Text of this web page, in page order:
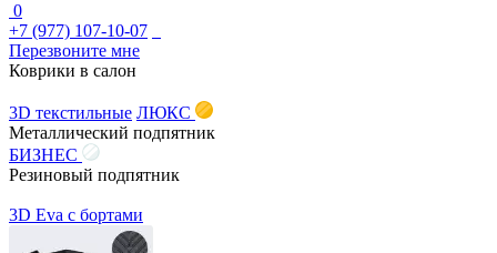
0
+7 (977) 107-10-07
Перезвоните мне
Коврики в салон
3D текстильные ЛЮКС
Металлический подпятник
БИЗНЕС
Резиновый подпятник
3D Eva с бортами